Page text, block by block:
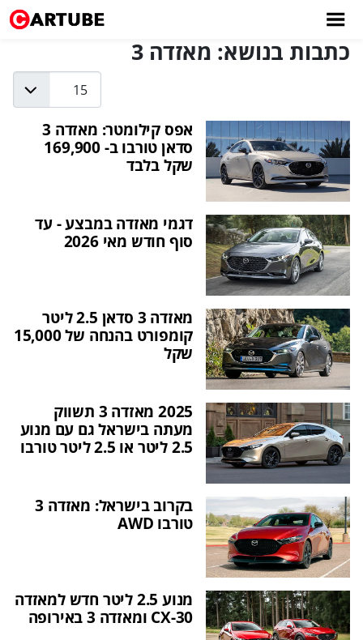
כתבות בנושא: מאזדה 3
אפס קילומטר: מאזדה 3
סדאן טורבו ב- 169,900
שקל בלבד
דגמי מאזדה במבצע - עד
סוף חודש מאי 2026
מאזדה 3 סדאן 2.5 ליטר
קומפורט בהנחה של 15,000
שקל
2025 מאזדה 3 תשווק
מעתה בישראל גם עם מנוע
2.5 ליטר או 2.5 ליטר טורבו
בקרוב בישראל: מאזדה 3
טורבו AWD
מנוע 2.5 ליטר חדש למאזדה
CX-30 ומאזדה 3 באירופה